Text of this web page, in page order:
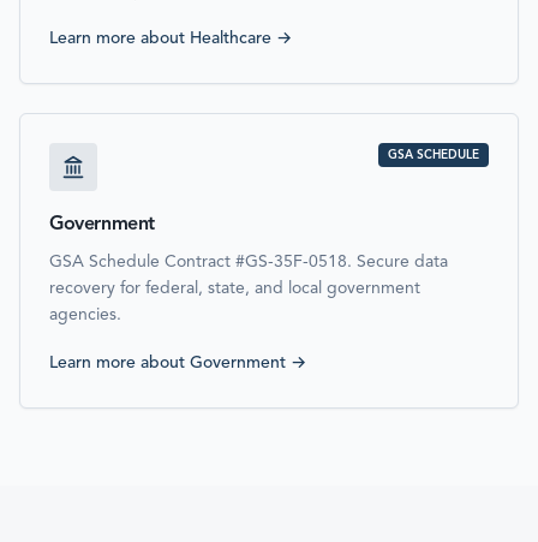
Learn more about Healthcare →
GSA SCHEDULE
Government
GSA Schedule Contract #GS-35F-0518. Secure data
recovery for federal, state, and local government
agencies.
Learn more about Government →